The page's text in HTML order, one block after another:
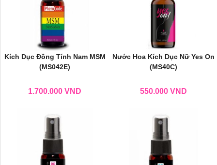
Kích Dục Đồng Tính Nam MSM
(MS042E)
1.700.000 VND
Nước Hoa Kích Dục Nữ Yes On
(MS40C)
550.000 VND